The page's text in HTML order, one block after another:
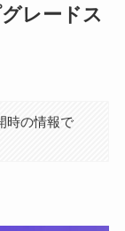
レードス
時の情報で